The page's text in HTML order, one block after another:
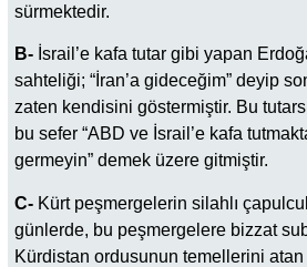
sürmektedir.
B- İsrail’e kafa tutar gibi yapan
sahteliği; “İran’a gideceğim” deyip
zaten kendisini göstermiştir. Bu
bu sefer “ABD ve İsrail’e kafa
germeyin” demek üzere gitmiştir.
C- Kürt peşmergelerin silahlı
günlerde, bu peşmergelere bizzat
Kürdistan ordusunun temellerini atan